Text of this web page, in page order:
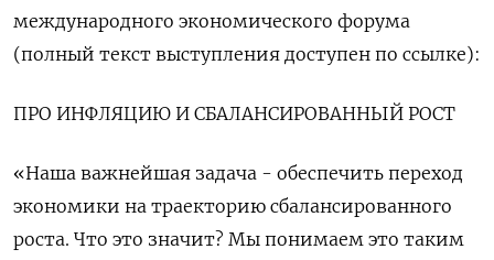
международного экономического форума
(полный текст выступления доступен по ссылке):
ПРО ИНФЛЯЦИЮ И СБАЛАНСИРОВАННЫЙ РОСТ
«Наша важнейшая задача - обеспечить переход
экономики на траекторию сбалансированного
роста. Что это значит? Мы понимаем это таким